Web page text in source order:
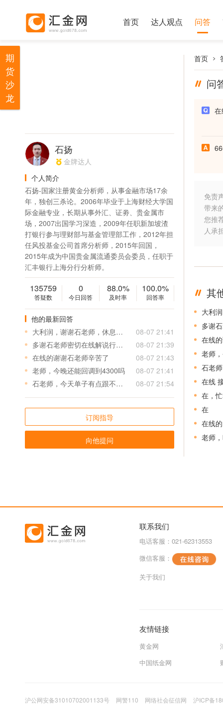
首页 达人观点 问答
石扬
金牌达人
个人简介
石扬-国家注册黄金分析师，从事金融市场17余
年，独创三杀论。2006年毕业于上海财经大学国
际金融专业，长期从事外汇、证劵、贵金属市
场，2007出国学习深造，2009年任职新加坡渣
打银行参与理财部与基金管理部工作，2012年担
任风投基金公司首席分析师，2015年回国，
2015年成为中国贵金属流通委员会委员，任职于
汇丰银行上海分行分析师。
135759
答疑数
0
今日回答
88.0%
及时率
100.0%
回答率
他的最新回答
大利润，谢谢石老师，休息去，星期一再见！
08-07 21:41
多谢石老师密切在线解说行情，我没有高位多，全是4050左右的多，短线都按你的开丶平仓了
08-07 21:39
在线的谢谢石老师辛苦了
08-07 21:43
老师，今晚还能回调到4300吗
08-07 21:41
石老师，今天单子有点跟不上，策略发出来后，行情太快，总是有2-3个点的点差
08-07 21:54
订阅指导
向他提问
首页
问
免责
带来
您推
人承
其
大利
多谢
在线
老师
石老
在线
在，
在
在线
老师
联系我们
电话客服：021-62313553
微信客服：
关于我们
友情链接
黄金网
中国纸金网
沪公网安备31010702001133号 网警110 网络社会征信网
沪ICP备
期
货
沙
龙